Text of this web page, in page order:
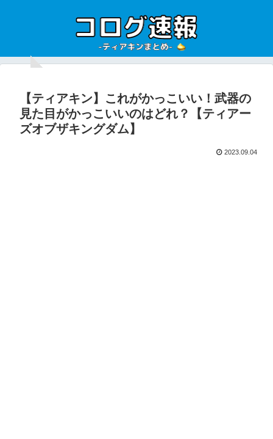
【ティアキン】これがかっこいい！武器の
見た目がかっこいいのはどれ？【ティアー
ズオブザキングダム】
2023.09.04